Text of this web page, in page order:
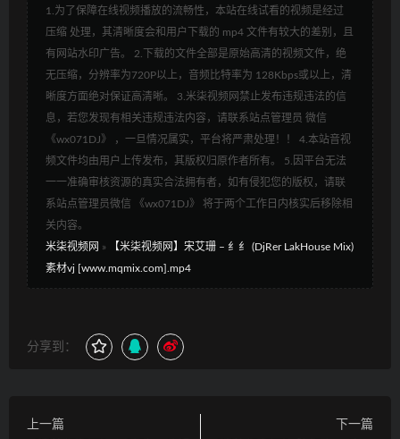
1.为了保障在线视频播放的流畅性，本站在线试看的视频是经过
压缩 处理，其清晰度会和用户下载的 mp4 文件有较大的差别，且
有网站水印广告。 2.下载的文件全部是原始高清的视频文件，绝
无压缩，分辨率为720P以上，音频比特率为 128Kbps或以上，清
晰度方面绝对保证高清晰。 3.米柒视频网禁止发布违规违法的信
息，若您发现有相关违规违法内容，请联系站点管理员 微信
《wx071DJ》 ，一旦情况属实，平台将严肃处理！！ 4.本站音视
频文件均由用户上传发布，其版权归原作者所有。 5.因平台无法
一一准确审核资源的真实合法拥有者，如有侵犯您的版权，请联
系站点管理员微信 《wx071DJ》 将于两个工作日内核实后移除相
关内容。
米柒视频网 »
【米柒视频网】宋艾珊 – 纟纟 (DjRer LakHouse Mix)
素材vj [www.mqmix.com].mp4
分享到：
上一篇
下一篇